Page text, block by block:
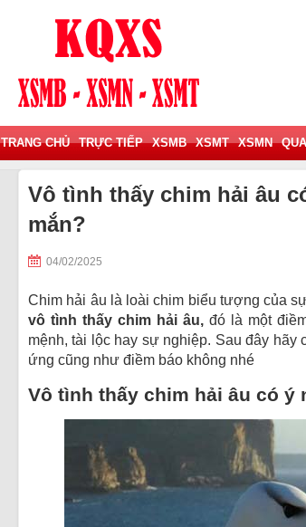
TRANG CHỦ TRỰC TIẾP XSMB XSMT XSMN
Vô tình thấy chim hải âu
mắn?
04/02/2025
Chim hải âu là loài chim biểu tượng của
vô tình thấy chim hải âu,đó là một
mệnh, tài lộc hay sự nghiệp. Sau đây
ứng cũng như điềm báo không nhé
Vô tình thấy chim hải âu có ý